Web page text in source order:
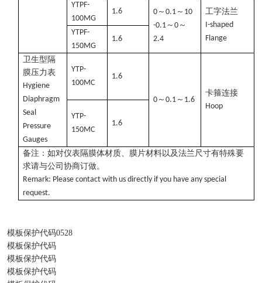
YTPF-
100MG
1.6 0 ～0.1 ～ 10
-0.1 ～0 ～
2.4
工字法兰
I-shaped
Flange
YTPF-
150MG
1.6
卫生型隔
膜压力表
Hygiene
Diaphragm
Seal
Pressure
Gauges
YTP-
100MC
1.6
0 ～0.1 ～ 1.6
卡箍连接
Hoop
YTP-
150MC
1.6
备注：如对仪表隔膜体材质、膜片材料以及法兰尺寸有特殊要
求请与公司协商订做。
Remark: Please contact with us directly if you have any special
request.
模板保护代码0528
模板保护代码
模板保护代码
模板保护代码